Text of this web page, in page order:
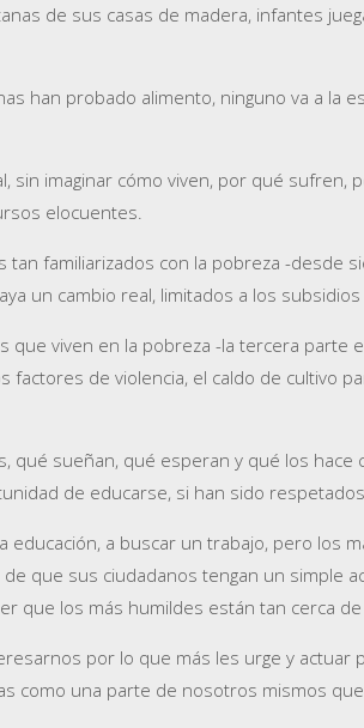
de sus casas de madera, infantes
han probado alimento, ninguno va a
imaginar cómo viven, por qué
elocuentes.
tan familiarizados con la pobreza -
un cambio real, limitados a los subsidios
viven en la pobreza -la tercera parte
factores de violencia, el caldo de cultivo
sueñan, qué esperan y qué los
de educarse, si han sido
educación, a buscar un trabajo, pero
que sus ciudadanos tengan un simple
que los más humildes están tan cerca
por lo que más les urge y
como una parte de nosotros mismos